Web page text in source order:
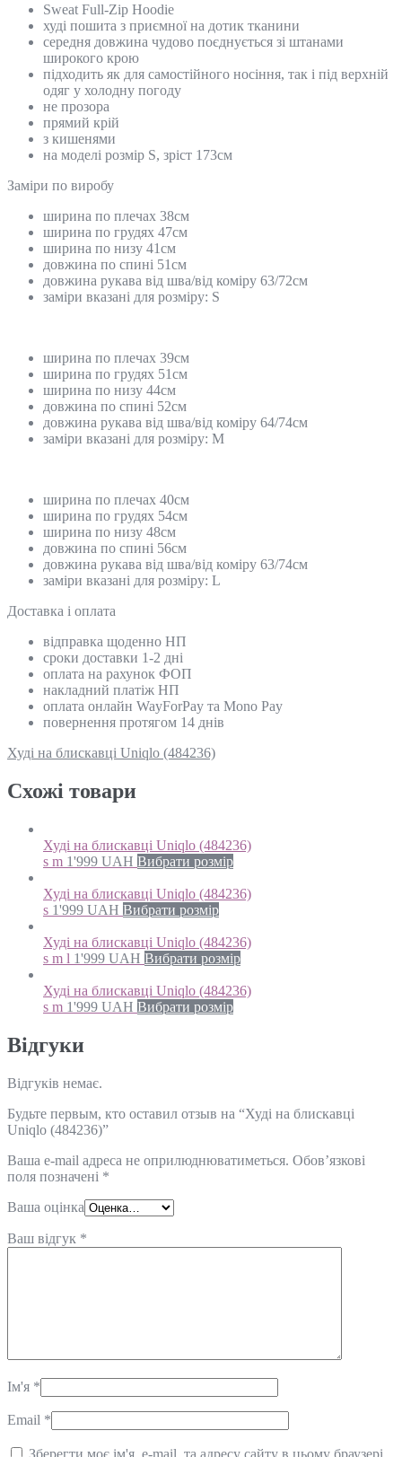
Sweat Full-Zip Hoodie
худі пошита з приємної на дотик тканини
середня довжина чудово поєднується зі штанами
широкого крою
підходить як для самостійного носіння, так і під верхній
одяг у холодну погоду
не прозора
прямий крій
з кишенями
на моделі розмір S, зріст 173см
Замiри по виробу
ширина по плечах 38см
ширина по грудях 47см
ширина по низу 41см
довжина по спині 51см
довжина рукава від шва/від коміру 63/72см
заміри вказані для розміру: S
ширина по плечах 39см
ширина по грудях 51см
ширина по низу 44см
довжина по спині 52см
довжина рукава від шва/від коміру 64/74см
заміри вказані для розміру: M
ширина по плечах 40см
ширина по грудях 54см
ширина по низу 48см
довжина по спині 56см
довжина рукава від шва/від коміру 63/74см
заміри вказані для розміру: L
Доставка і оплата
відправка щоденно НП
сроки доставки 1-2 дні
оплата на рахунок ФОП
накладний платіж НП
оплата онлайн WayForPay та Mono Pay
повернення протягом 14 днів
Худі на блискавці Uniqlo (484236)
Схожi товари
Худі на блискавці Uniqlo (484236)
s m 1'999 UAH Вибрати розмір
Худі на блискавці Uniqlo (484236)
s 1'999 UAH Вибрати розмір
Худі на блискавці Uniqlo (484236)
s m l 1'999 UAH Вибрати розмір
Худі на блискавці Uniqlo (484236)
s m 1'999 UAH Вибрати розмір
Відгуки
Відгуків немає.
Будьте первым, кто оставил отзыв на “Худі на блискавці
Uniqlo (484236)”
Ваша e-mail адреса не оприлюднюватиметься. Обов’язкові
поля позначені *
Ваша оцінка
Ваш відгук *
Ім'я *
Email *
Зберегти моє ім'я, e-mail, та адресу сайту в цьому браузері